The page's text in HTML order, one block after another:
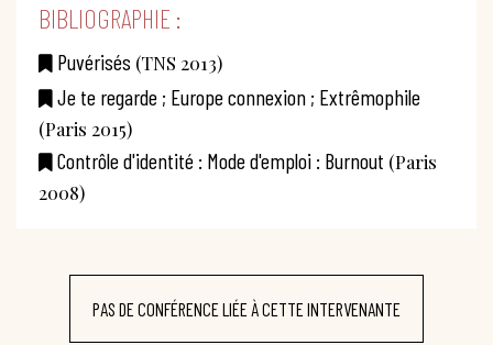
BIBLIOGRAPHIE :
Puvérisés (TNS 2013)
Je te regarde ; Europe connexion ; Extrêmophile
(Paris 2015)
Contrôle d'identité : Mode d'emploi : Burnout (Paris
2008)
PAS DE CONFÉRENCE LIÉE À CETTE INTERVENANTE